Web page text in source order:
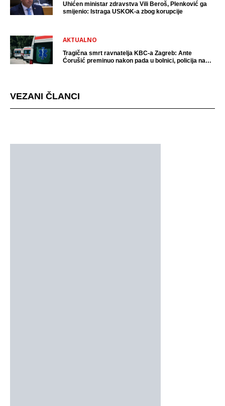
Uhićen ministar zdravstva Vili Beroš, Plenković ga
smijenio: Istraga USKOK-a zbog korupcije
AKTUALNO
Tragična smrt ravnatelja KBC-a Zagreb: Ante
Ćorušić preminuo nakon pada u bolnici, policija na
VEZANI ČLANCI